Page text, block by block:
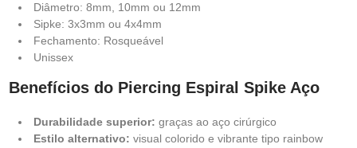
Diâmetro: 8mm, 10mm ou 12mm
Sipke: 3x3mm ou 4x4mm
Fechamento: Rosqueável
Unissex
Benefícios do Piercing Espiral Spike Aço
Durabilidade superior: graças ao aço cirúrgico
Estilo alternativo: visual colorido e vibrante tipo rainbow